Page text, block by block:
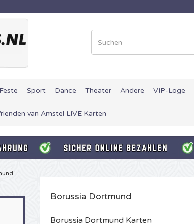
Feste Sport Dance Theater Andere VIP-Loge
van Amstel LIVE Karten
Borussia Dortmund
Borussia Dortmund Karten